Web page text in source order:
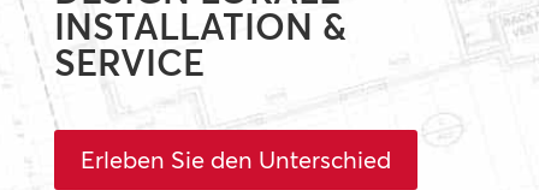
INSTALLATION &
SERVICE
Erleben Sie den Unterschied